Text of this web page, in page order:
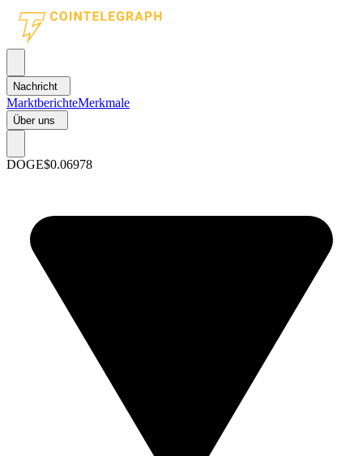
Nachricht
MarktberichteMerkmale
Über uns
DOGE$0.06978